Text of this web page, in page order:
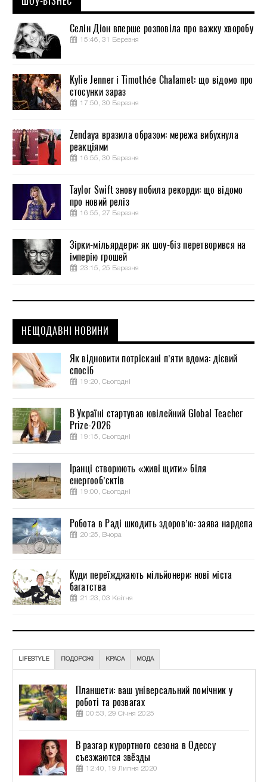
Селін Діон вперше розповіла про важку хворобу
15:46, 31 Березня
Kylie Jenner і Timothée Chalamet: що відомо про
стосунки зараз
17:50, 30 Березня
Zendaya вразила образом: мережа вибухнула
реакціями
16:55, 30 Березня
Taylor Swift знову побила рекорди: що відомо
про новий реліз
16:55, 27 Березня
Зірки-мільярдери: як шоу-біз перетворився на
імперію грошей
23:15, 25 Березня
НЕЩОДАВНІ НОВИНИ
Як відновити потріскані п’яти вдома: дієвий
спосіб
19:20, Сьогодні
В Україні стартував ювілейний Global Teacher
Prize-2026
19:15, Сьогодні
Іранці створюють «живі щити» біля
енергооб’єктів
19:00, Сьогодні
Робота в Раді шкодить здоров’ю: заява нардепа
20:25, Вчора
Куди переїжджають мільйонери: нові міста
багатства
21:23, 03 Квітня
LIFESTYLE ПОДОРОЖІ КРАСА МОДА
Планшети: ваш універсальний помічник у
роботі та розвагах
00:53, 29 Січня 2025
В разгар курортного сезона в Одессу
съезжаются звёзды
12:40, 19 Липня 2020